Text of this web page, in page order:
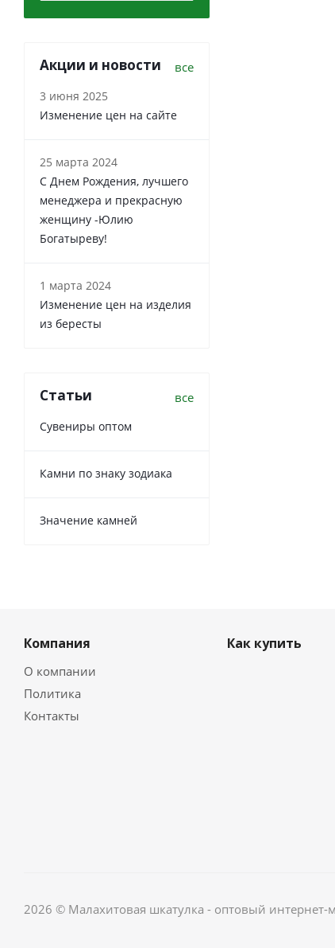
Акции и новости все
3 июня 2025
Изменение цен на сайте
25 марта 2024
С Днем Рождения, лучшего
менеджера и прекрасную
женщину -Юлию
Богатыреву!
1 марта 2024
Изменение цен на изделия
из бересты
Статьи все
Сувениры оптом
Камни по знаку зодиака
Значение камней
Компания
О компании
Политика
Контакты
Как купить
2026 © Малахитовая шкатулка - оптовый интернет-